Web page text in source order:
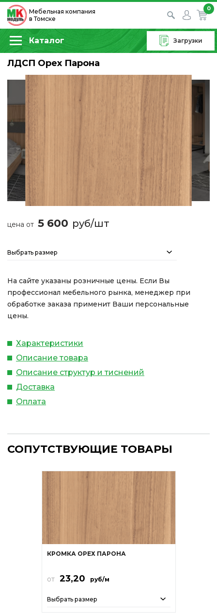
Мебельная компания
в Томске
0
Каталог Загрузки
ЛДСП Орех Парона
цена от 5 600 руб/шт
Выбрать размер
На сайте указаны розничные цены. Если Вы
профессионал мебельного рынка, менеджер при
обработке заказа применит Ваши персональные
цены.
Характеристики
Описание товара
Описание структур и тиснений
Доставка
Оплата
СОПУТСТВУЮЩИЕ ТОВАРЫ
КРОМКА ОРЕХ ПАРОНА
от 23,20 руб/м
Выбрать размер